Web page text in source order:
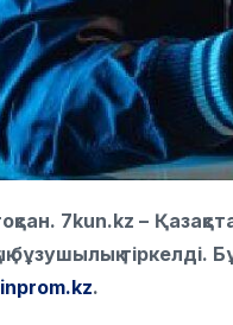
7kun.kz –
бұзушылық
.